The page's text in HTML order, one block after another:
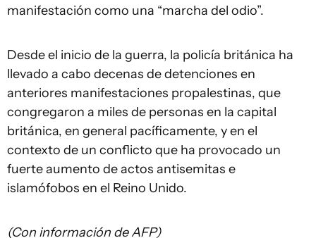
manifestación como una “marcha del odio”.
Desde el inicio de la guerra, la policía británica ha
llevado a cabo decenas de detenciones en
anteriores manifestaciones propalestinas, que
congregaron a miles de personas en la capital
británica, en general pacíficamente, y en el
contexto de un conflicto que ha provocado un
fuerte aumento de actos antisemitas e
islamófobos en el Reino Unido.
(Con información de AFP)